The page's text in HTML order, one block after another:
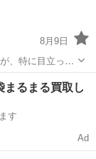
8月9日
、特に目立った
まるまる買取し
す
Ad